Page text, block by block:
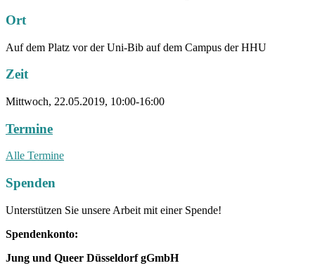
Ort
Auf dem Platz vor der Uni-Bib auf dem Campus der HHU
Zeit
Mittwoch, 22.05.2019, 10:00-16:00
Termine
Alle Termine
Spenden
Unterstützen Sie unsere Arbeit mit einer Spende!
Spendenkonto:
Jung und Queer Düsseldorf gGmbH